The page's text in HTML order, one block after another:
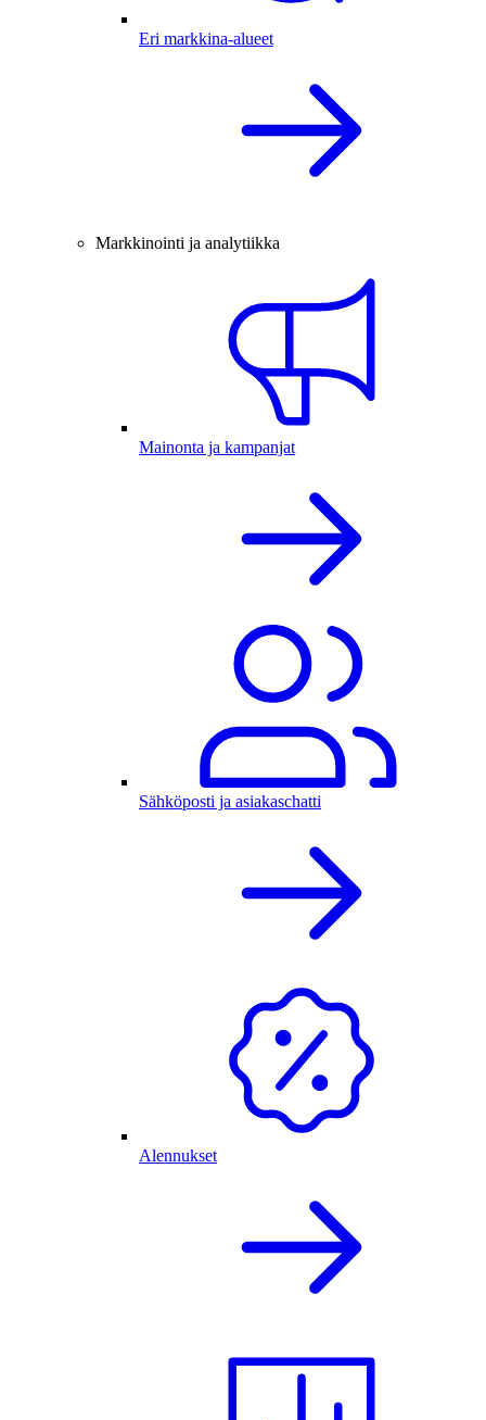
Eri markkina-alueet
Markkinointi ja analytiikka
Mainonta ja kampanjat
Sähköposti ja asiakaschatti
Alennukset